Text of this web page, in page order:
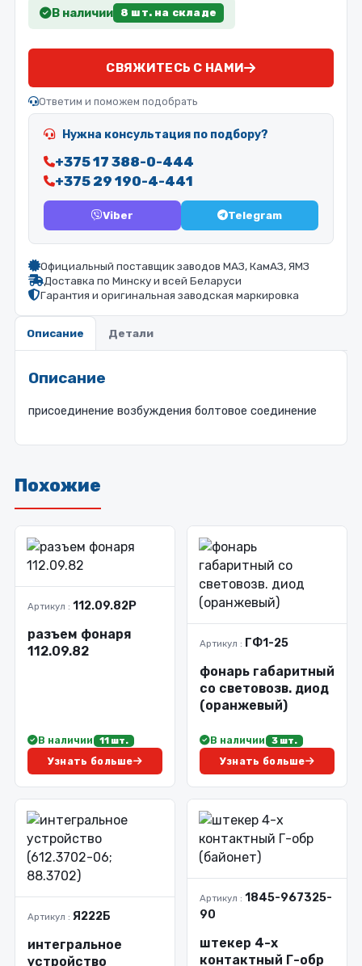
В наличии 8 шт. на складе
СВЯЖИТЕСЬ С НАМИ
Ответим и поможем подобрать
Нужна консультация по подбору?
+375 17 388-0-444
+375 29 190-4-441
Viber Telegram
Официальный поставщик заводов МАЗ, КамАЗ, ЯМЗ
Доставка по Минску и всей Беларуси
Гарантия и оригинальная заводская маркировка
Описание Детали
Описание
присоединение возбуждения болтовое соединение
Похожие
Артикул : 112.09.82Р
разъем фонаря
112.09.82
В наличии 11 шт.
Узнать больше
Артикул : ГФ1-25
фонарь габаритный
со световозв. диод
(оранжевый)
В наличии 3 шт.
Узнать больше
Артикул : Я222Б
интегральное
устройство
Артикул : 1845-967325-
90
штекер 4-х
контактный Г-обр